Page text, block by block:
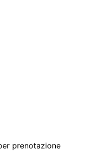
prenotazione